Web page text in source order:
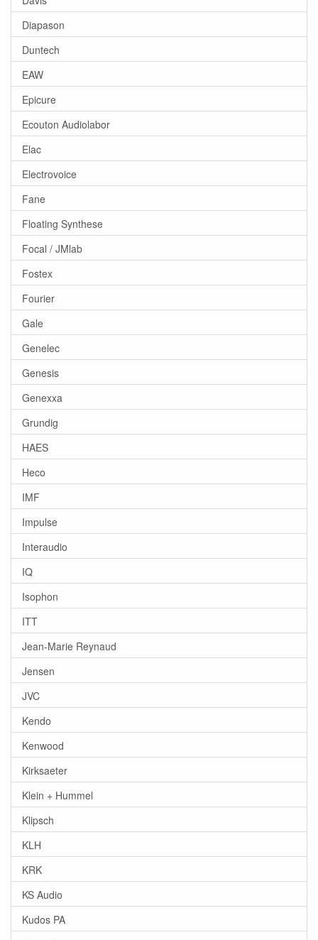
Diapason
Duntech
EAW
Epicure
Ecouton Audiolabor
Elac
Electrovoice
Fane
Floating Synthese
Focal / JMlab
Fostex
Fourier
Gale
Genelec
Genesis
Genexxa
Grundig
HAES
Heco
IMF
Impulse
Interaudio
IQ
Isophon
ITT
Jean-Marie Reynaud
Jensen
JVC
Kendo
Kenwood
Kirksaeter
Klein + Hummel
Klipsch
KLH
KRK
KS Audio
Kudos PA